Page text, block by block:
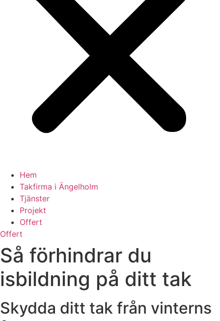
Hem
Takfirma i Ängelholm
Tjänster
Projekt
Offert
Offert
Så förhindrar du
isbildning på ditt tak
Skydda ditt tak från vinterns